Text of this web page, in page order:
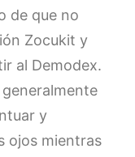
de que no
Zocukit y
al Demodex.
generalmente
y
ojos mientras